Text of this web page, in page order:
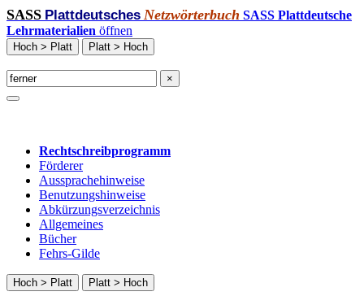
SASS Plattdeutsches Netzwörterbuch SASS Plattdeutsche
Lehrmaterialien öffnen
Hoch > Platt Platt > Hoch
×
Rechtschreibprogramm
Förderer
Aussprachehinweise
Benutzungshinweise
Abkürzungsverzeichnis
Allgemeines
Bücher
Fehrs-Gilde
Hoch > Platt Platt > Hoch